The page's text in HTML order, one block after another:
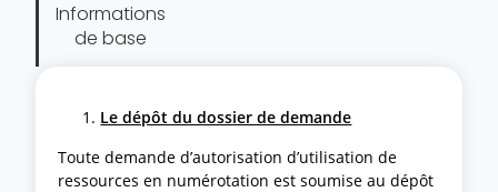
Informations
de base
Le dépôt du dossier de demande
Toute demande d’autorisation d’utilisation de
ressources en numérotation est soumise au dépôt